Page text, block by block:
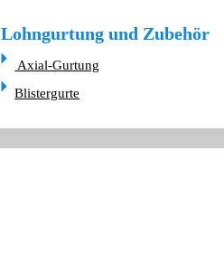
Lohngurtung und Zubehör
Axial-Gurtung
Blistergurte